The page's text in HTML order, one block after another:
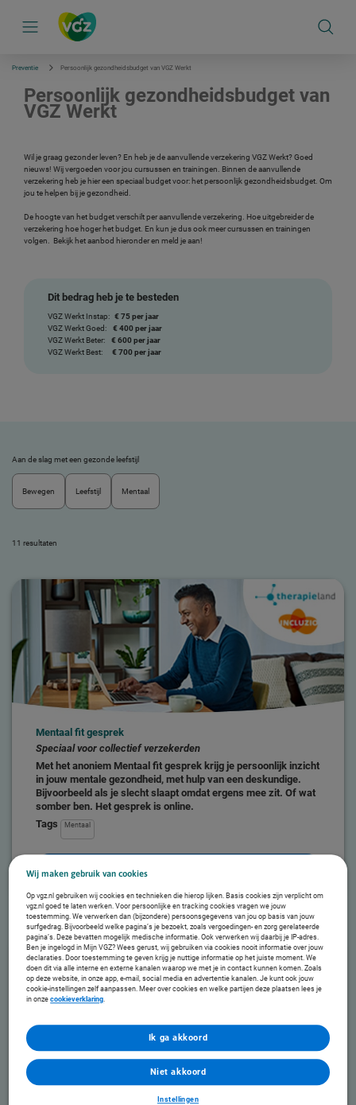
Preventie Persoonlijk gezondheidsbudget van VGZ Werkt
Persoonlijk gezondheidsbudget van
VGZ Werkt
Wil je graag gezonder leven? En heb je de aanvullende verzekering VGZ Werkt? Goed
nieuws! Wij vergoeden voor jou cursussen en trainingen. Binnen de aanvullende
verzekering heb je hier een speciaal budget voor: het persoonlijk gezondheidsbudget. Om
jou te helpen bij je gezondheid.
De hoogte van het budget verschilt per aanvullende verzekering. Hoe uitgebreider de
verzekering hoe hoger het budget. En kun je dus ook meer cursussen en trainingen
volgen. Bekijk het aanbod hieronder en meld je aan!
Dit bedrag heb je te besteden
VGZ Werkt Instap: € 75 per jaar
VGZ Werkt Goed: € 400 per jaar
VGZ Werkt Beter: € 600 per jaar
VGZ Werkt Best:
€ 700 per jaar
Aan de slag met een gezonde leefstijl
Filters:
Bewegen
Leefstijl Mentaal
11 resultaten
Mentaal fit gesprek
Speciaal voor collectief verzekerden
Met het anoniem Mentaal fit gesprek krijg je persoonlijk inzicht
in jouw mentale gezondheid, met hulp van een deskundige.
Bijvoorbeeld als je slecht slaapt omdat ergens mee zit. Of wat
somber ben. Het gesprek is online.
Tags
Mentaal
Wij maken gebruik van cookies
Op vgz.nl gebruiken wij cookies en technieken die hierop lijken. Basis cookies zijn verplicht om
vgz.nl goed te laten werken. Voor persoonlijke en tracking cookies vragen we jouw
toestemming. We verwerken dan (bijzondere) persoonsgegevens van jou op basis van jouw
surfgedrag. Bijvoorbeeld welke pagina’s je bezoekt, zoals vergoedingen- en zorg gerelateerde
pagina’s. Deze bevatten mogelijk medische informatie. Ook verwerken wij daarbij je IP-adres.
Ben je ingelogd in Mijn VGZ? Wees gerust, wij gebruiken via cookies nooit informatie over jouw
declaraties. Door toestemming te geven krijg je nuttige informatie op het juiste moment. We
doen dit via alle interne en externe kanalen waarop we met je in contact kunnen komen. Zoals
op deze website, in onze app, e-mail, social media en advertentie kanalen. Je kunt ook jouw
cookie-instellingen zelf aanpassen. Meer over cookies en welke partijen deze plaatsen lees je
in onzecookieverklaring.
Instellingen
Niet akkoord
Ik ga akkoord